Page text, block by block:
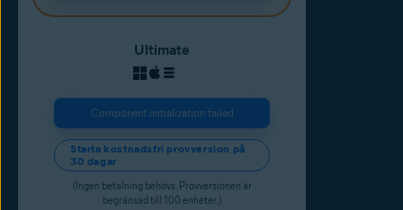
Ultimate
Component initialization failed
Starta kostnadsfri provversion på
30 dagar
(Ingen betalning behövs. Provversionen är
begränsad till 100 enheter.)